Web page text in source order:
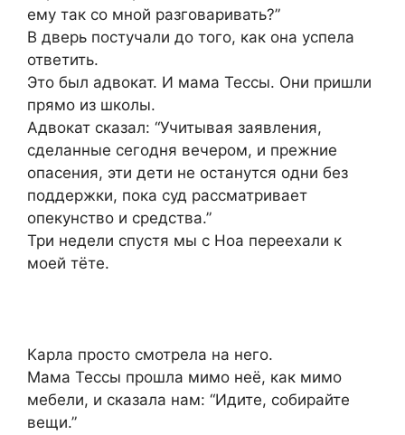
ему так со мной разговаривать?”
В дверь постучали до того, как она успела
ответить.
Это был адвокат. И мама Тессы. Они пришли
прямо из школы.
Адвокат сказал: “Учитывая заявления,
сделанные сегодня вечером, и прежние
опасения, эти дети не останутся одни без
поддержки, пока суд рассматривает
опекунство и средства.”
Три недели спустя мы с Ноа переехали к
моей тёте.
Карла просто смотрела на него.
Мама Тессы прошла мимо неё, как мимо
мебели, и сказала нам: “Идите, собирайте
вещи.”